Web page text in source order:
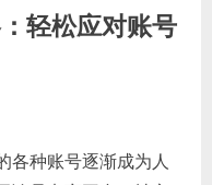
轻松应对账号
各种账号逐渐成为人